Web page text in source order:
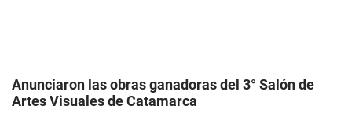
Anunciaron las obras ganadoras del 3° Salón de
Artes Visuales de Catamarca